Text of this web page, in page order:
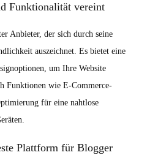
Funktionalität vereint
Anbieter, der sich durch seine
auszeichnet. Es bietet eine
um Ihre Website
Funktionen wie E-Commerce-
für eine nahtlose
Plattform für Blogger